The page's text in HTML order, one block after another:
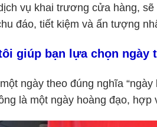
vụ khai trương cửa hàng,
đáo, tiết kiệm và ấn tượng
giúp bạn lựa chọn ngày
ngày theo đúng nghĩa
là một ngày hoàng đạo,